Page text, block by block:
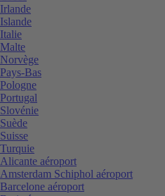
Irlande
Islande
Italie
Malte
Norvège
Pays-Bas
Pologne
Portugal
Slovénie
Suède
Suisse
Turquie
Alicante aéroport
Amsterdam Schiphol aéroport
Barcelone aéroport